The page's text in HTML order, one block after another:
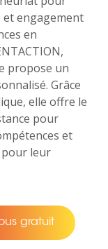
et engagement
en
propose un
Grâce
elle offre le
pour
et
pour leur
gratuit